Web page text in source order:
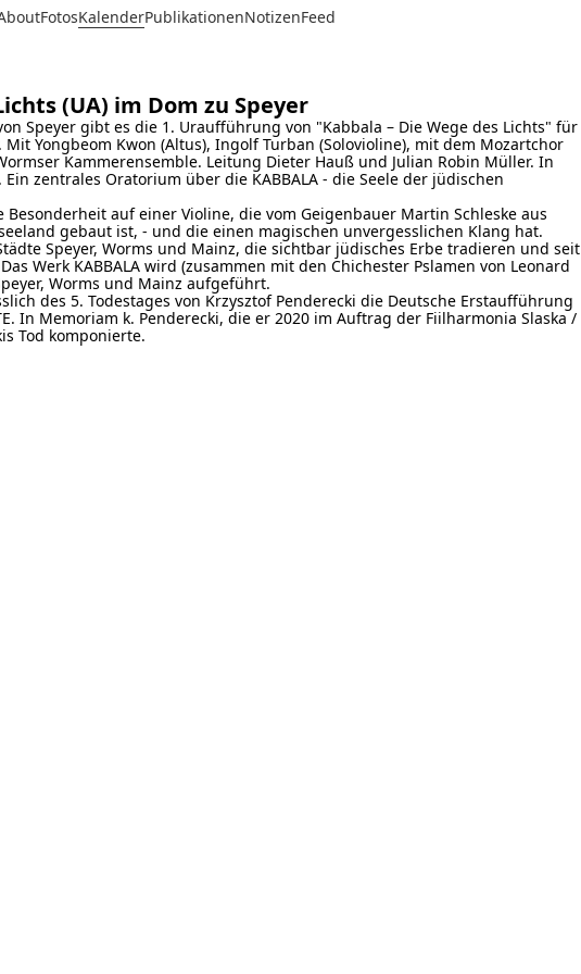
FotosKalenderPublikationenNotizenFeed
(UA) im Dom zu Speyer
Speyer gibt es die 1. Uraufführung von "Kabbala – Die Wege des Lichts" für
Yongbeom Kwon (Altus), Ingolf Turban (Solovioline), mit dem Mozartchor
Kammerensemble. Leitung Dieter Hauß und Julian Robin Müller. In
zentrales Oratorium über die KABBALA - die Seele der jüdischen
auf einer Violine, die vom Geigenbauer Martin Schleske aus
gebaut ist, - und die einen magischen unvergesslichen Klang hat.
Speyer, Worms und Mainz, die sichtbar jüdisches Erbe tradieren und seit
Werk KABBALA wird (zusammen mit den Chichester Pslamen von Leonard
Worms und Mainz aufgeführt.
des 5. Todestages von Krzysztof Penderecki die Deutsche Erstaufführung
In Memoriam k. Penderecki, die er 2020 im Auftrag der Fiilharmonia Slaska /
Tod komponierte.